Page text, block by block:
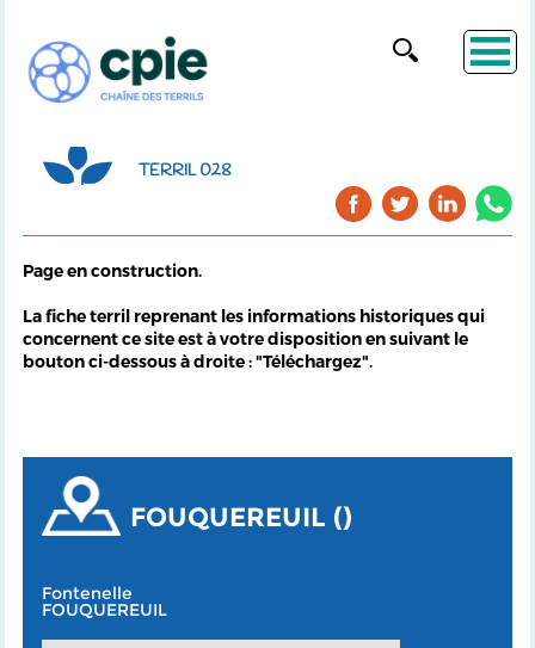
TERRIL 028
Page en construction.
La fiche terril reprenant les informations historiques qui
concernent ce site est à votre disposition en suivant le
bouton ci-dessous à droite : "Téléchargez".
FOUQUEREUIL ()
Fontenelle
FOUQUEREUIL